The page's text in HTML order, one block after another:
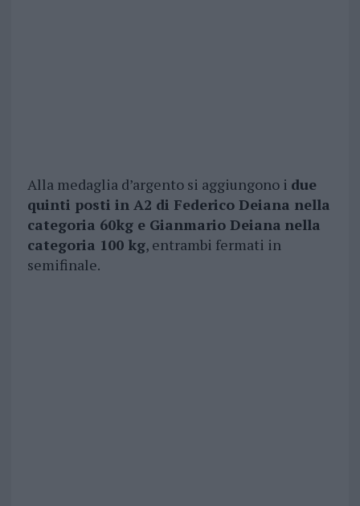
Alla medaglia d’argento si aggiungono i due
quinti posti in A2 di Federico Deiana nella
categoria 60kg e Gianmario Deiana nella
categoria 100 kg, entrambi fermati in
semifinale.